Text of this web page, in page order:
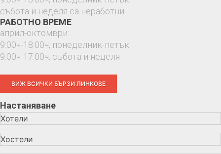
събота и неделя са неработни
РАБОТНО ВРЕМЕ
април-октомври:
9:00ч-18:00ч, понеделник-петък
9:00ч-17:00ч, събота и неделя
ВИЖ ВСИЧКИ БЪРЗИ ЛИНКОВЕ
Настаняване
Хотели
Хостели